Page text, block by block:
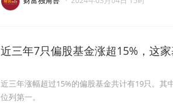
近三年7只偏股基金涨超15%，这
近三年涨幅超过15%的偏股基金共计有19只。
位列第一。